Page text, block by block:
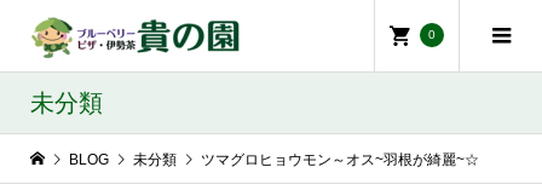
0
未分類
BLOG 未分類 ツマグロヒョウモン～オス~羽根が綺麗~☆